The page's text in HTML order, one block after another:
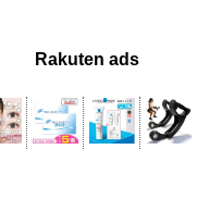
Rakuten ads